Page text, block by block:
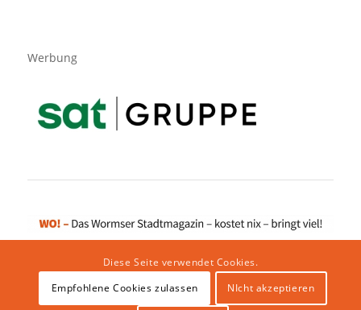
Werbung
Impressum|Datenschutzerklärung|Website von klicklabor.de |
Diese Seite verwendet Cookies.
Empfohlene Cookies zulassen
NIcht akzeptieren